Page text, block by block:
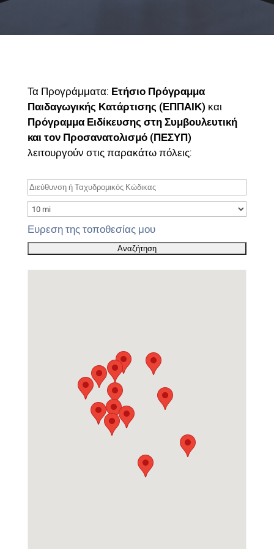
Τα Προγράμματα: Ετήσιο Πρόγραμμα
Παιδαγωγικής Κατάρτισης (ΕΠΠΑΙΚ) και
Πρόγραμμα Ειδίκευσης στη Συμβουλευτική
και τον Προσανατολισμό (ΠΕΣΥΠ)
λειτουργούν στις παρακάτω πόλεις:
Ευρεση της τοποθεσίας μου